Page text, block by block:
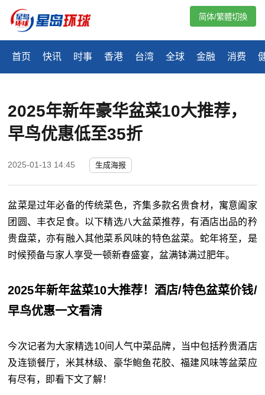
首页 快讯 时事 香港 台湾 全球 金融 消费
简体/繁體切換
2025年新年豪华盆菜10大推荐，
早鸟优惠低至35折
2025-01-13 14:45 生成海报
盆菜是过年必备的传统菜色，齐集多款名贵食材，寓意阖家
团圆、丰衣足食。以下精选八大盆菜推荐，有酒店出品的矜
贵盘菜，亦有融入其他菜系风味的特色盆菜。蛇年将至，是
时候预备与家人享受一顿新春盛宴，盆满钵满过肥年。
2025年新年盆菜10大推荐！酒店/特色盆菜价钱/
早鸟优惠一文看清
今次记者为大家精选10间人气中菜品牌，当中包括矜贵酒店
及连锁餐厅，米其林级、豪华鲍鱼花胶、福建风味等盆菜应
有尽有，即看下文了解！